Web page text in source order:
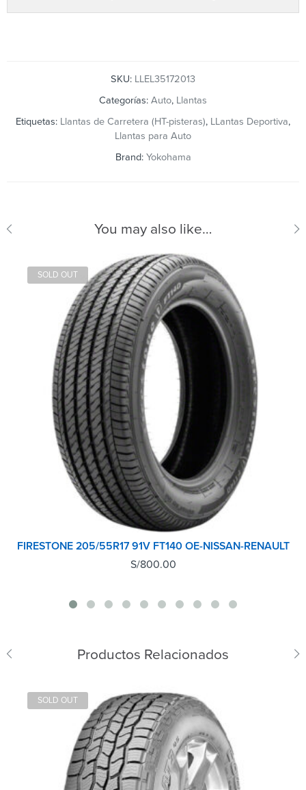
SKU: LLEL35172013
Categorías: Auto, Llantas
Etiquetas: Llantas de Carretera (HT-pisteras), LLantas Deportiva,
Llantas para Auto
Brand: Yokohama
You may also like…
SOLD OUT
FIRESTONE 205/55R17 91V FT140 OE-NISSAN-RENAULT
S/800.00
Productos Relacionados
SOLD OUT